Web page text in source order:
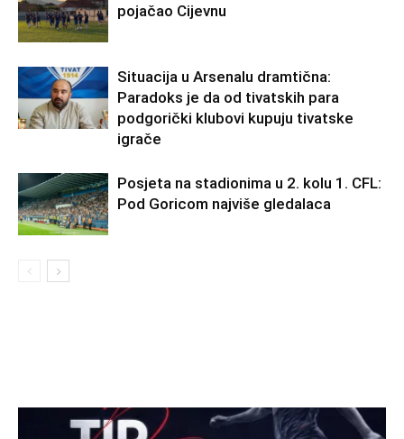
pojačao Cijevnu
Situacija u Arsenalu dramtična:
Paradoks je da od tivatskih para
podgorički klubovi kupuju tivatske
igrače
Posjeta na stadionima u 2. kolu 1. CFL:
Pod Goricom najviše gledalaca